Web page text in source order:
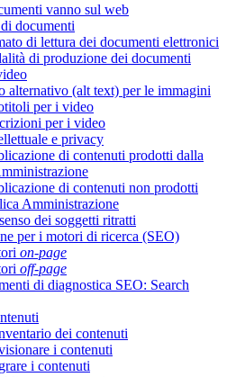
vanno sul web
documenti
di lettura dei documenti elettronici
di produzione dei documenti
alternativo (alt text) per le immagini
per i video
per i video
e privacy
di contenuti prodotti dalla
di contenuti non prodotti
Amministrazione
dei soggetti ritratti
per i motori di ricerca (SEO)
on-page
off-page
di diagnostica SEO: Search
dei contenuti
i contenuti
i contenuti